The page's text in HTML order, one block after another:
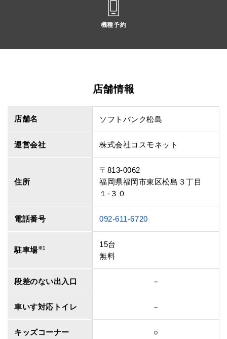
機種予約
店舗情報
店舗名 ソフトバンク松島
運営会社 株式会社コスモネット
住所
〒813-0062
福岡県福岡市東区松島３丁目
１‐３０
電話番号 092-611-6720
駐車場※1
15台
無料
段差のない出入口 －
車いす対応トイレ －
キッズコーナー ○